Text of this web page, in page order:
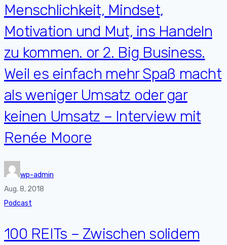
Menschlichkeit, Mindset,
Motivation und Mut, ins Handeln
zu kommen. or 2. Big Business.
Weil es einfach mehr Spaß macht
als weniger Umsatz oder gar
keinen Umsatz – Interview mit
Renée Moore
wp-admin
Aug. 8, 2018
Podcast
100 REITs – Zwischen solidem